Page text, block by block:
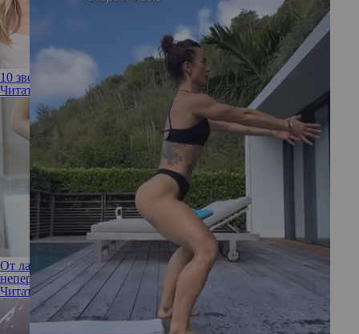
10 звезд, которые отказались от глютена и лактозы
Читать полностью
От лактозы до глютена: как распознать пищевую
непереносимость и отличить ее от аллергии
Читать полностью